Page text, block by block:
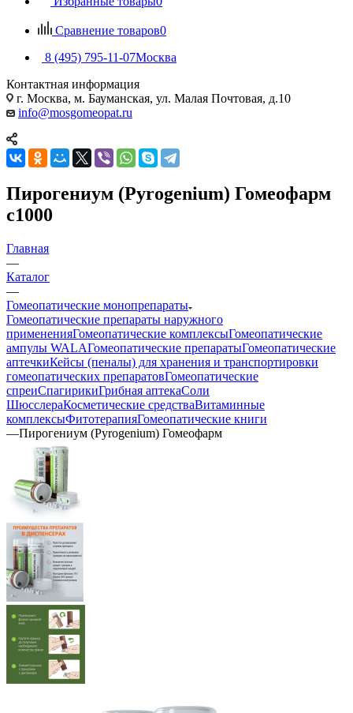
Сравнение товаров0
8 (495) 795-11-07Москва
Контактная информация
г. Москва, м. Бауманская, ул. Малая Почтовая, д.10
info@mosgomeopat.ru
Пирогениум (Pyrogenium) Гомеофарм
c1000
Главная
—
Каталог
—
Гомеопатические монопрепараты
Гомеопатические препараты наружного
примененияГомеопатические комплексыГомеопатические
ампулы WALAГомеопатические препаратыГомеопатические
аптечкиКейсы (пеналы) для хранения и транспортировки
гомеопатических препаратовГомеопатические
спреиСпагирикиГрибная аптекаСоли
ШюсслераКосметические средстваВитаминные
комплексыФитотерапияГомеопатические книги
—Пирогениум (Pyrogenium) Гомеофарм